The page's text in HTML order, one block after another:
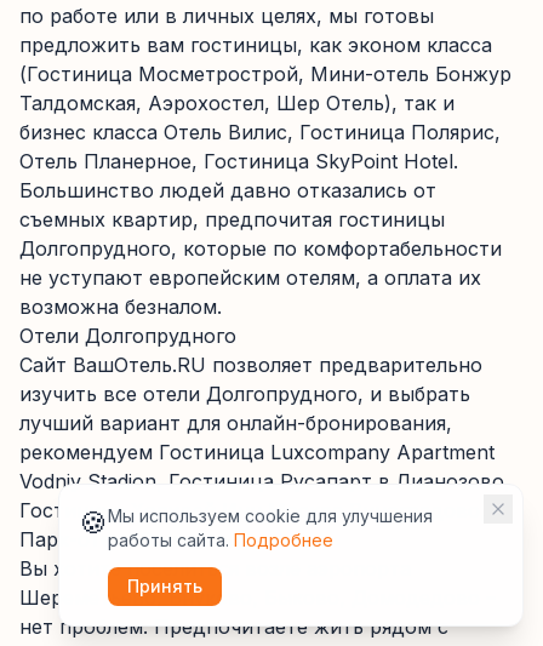
по работе или в личных целях, мы готовы
предложить вам гостиницы, как эконом класса
(Гостиница Мосметрострой, Мини-отель Бонжур
Талдомская, Аэрохостел, Шер Отель), так и
бизнес класса Отель Вилис, Гостиница Полярис,
Отель Планерное, Гостиница SkyPoint Hotel.
Большинство людей давно отказались от
съемных квартир, предпочитая гостиницы
Долгопрудного, которые по комфортабельности
не уступают европейским отелям, а оплата их
возможна безналом.
Отели Долгопрудного
Сайт ВашОтель.RU позволяет предварительно
изучить все отели Долгопрудного, и выбрать
лучший вариант для онлайн-бронирования,
рекомендуем Гостиница Luxcompany Apartment
Vodniy Stadion, Гостиница Русапарт в Лианозово,
Гостиница Холидей Инн Москва Виноградово,
Парк-отель Олимпиец.
Вы хотите поселиться возле аэропорта
Шереметьево, Внуково, Быково, Домодедово –
нет проблем. Предпочитаете жить рядом с
🍪Мы используем cookie для улучшения
работы сайта. Подробнее
Принять